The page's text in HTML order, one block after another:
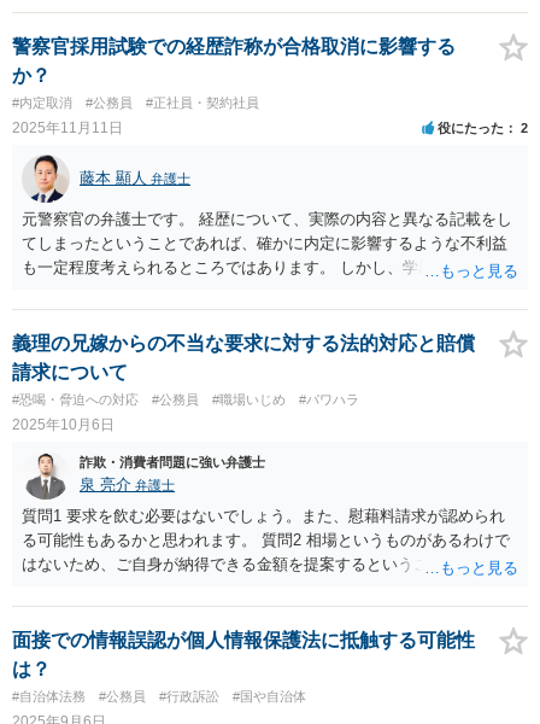
ことは、対応遅延として責任追及可能でしょうか？ →可能性はあり
ますが、断言できないのです。 ・同僚と共同で訴える場合のメリット
や注意点、請求可能な範囲について教えてください。 →内容次第で
すが証拠関係でしょうか？ 法的責任をきちんと追及されたい場合に
は、労働法にかなり詳しく、上記に関係した法理等にも通じた弁護士
等に相談し、法的に正確に分析してもらい、今後の対応を検討するべ
きです。弁護士等への直接面談・直接相談によって今後の対応を検討
すべき事案です。
す。 評価としては，犯罪の中では比較的軽い類型のものであるけれど
も，前科前歴に該当することに変わりないということになります。 公
務員は，拘禁刑以上になった場合には欠格要件に該当することになる
ので失職します。 本件の場合，法定刑からして，これに該当すること
はありません。 しかし，懲戒には該当する可能性があることは否定で
きません。 これは，事件の軽重が影響するものではないのです（処分
の軽重には影響するとは思いますが。）。 まだ，公務員になっていま
せんから，直接該当するわけではありませんが，この点に不安を覚え
てもやむを得ないと思います。 しかし，本件では，まず，警察が捜査
の端緒を得る機会がないだろうと思います。 軽犯罪法違反は上記の程
度の刑ですから，被害者側において，警察に申告する手間の方が大き
くなってしまいます。 よほどの常習犯か，警察官の現認以外には，警
察が事件として把握することはないと思います。 今回でも，もし警察
に通報する気があるなら，その場で対応したと思います。車のナンバ
ーだけでは，３人の中の誰かを特定することはできませんから，立ち
ションした方を特定できる状態で警察に来てもらった方が解決も早い
のです。 ナンバーを記載したのは，店において利用を控えてもらう対
象に考える程度のものだと思います。 仮に警察に通報されたとして
も，車のナンバーだけでは犯人のグループを把握できても，犯人を特
定することはできません。 軽犯罪法違反で特定されるようなことがあ
ったとしても，軽犯罪法違反は上記法定刑の罪です。 きちんと反省し
ていれば，微罪処分となり検察官に送致もされずに終わる可能性も大
きいとは思います。 前歴にはなりますが，前科ほどの影響はないでし
ょう。そして，そもそも，上記のとおり，警察には通報されないで終
って，内定に影響する可能性はまずないだろうと思います。
警察官採用試験での経歴詐称が合格取消に影響する
か？
#内定取消 #公務員 #正社員・契約社員
2025年11月11日 役にたった 2
藤本 顯人 弁護士
元警察官の弁護士です。 経歴について、実際の内容と異なる記載をし
てしまったということであれば、確かに内定に影響するような不利益
も一定程度考えられるところではあります。 しかし、学歴の詐称など
らすれば、そこまで重大な問題という風には扱われないと思います。
いずれにしても、勤務経歴を証明する書類を出すと言う事ですから、
その際に発覚し印象悪くしてしまうよりは、自ら事情を伝えて弁明を
する方が良いと思います。 個人的には内定取り消しにはならないと思
います。
義理の兄嫁からの不当な要求に対する法的対応と賠償
請求について
#恐喝・脅迫への対応 #公務員 #職場いじめ #パワハラ
2025年10月6日
詐欺・消費者問題に強い弁護士
泉 亮介 弁護士
質問1 要求を飲む必要はないでしょう。また、慰藉料請求が認められ
る可能性もあるかと思われます。 質問2 相場というものがあるわけで
はないため、ご自身が納得できる金額を提案するということとなるか
面接での情報誤認が個人情報保護法に抵触する可能性
は？
#自治体法務 #公務員 #行政訴訟 #国や自治体